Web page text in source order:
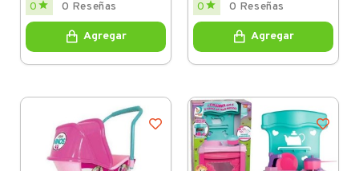
0  0 Reseñas
Agregar
0  0 Reseñas
Agregar